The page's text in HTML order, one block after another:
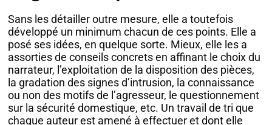
Sans les détailler outre mesure, elle a toutefois
développé un minimum chacun de ces points. Elle a
posé ses idées, en quelque sorte. Mieux, elle les a
assorties de conseils concrets en affinant le choix du
narrateur, l’exploitation de la disposition des pièces,
la gradation des signes d’intrusion, la connaissance
ou non des motifs de l’agresseur, le questionnement
sur la sécurité domestique, etc. Un travail de tri que
chaque auteur est amené à effectuer et dont elle